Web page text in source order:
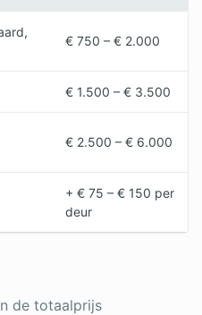
€ 750 – € 2.000
€ 1.500 – € 3.500
€ 2.500 – € 6.000
+ € 75 – € 150 per
deur
de totaalprijs